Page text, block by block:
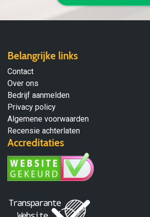
Belangrijke links
Contact
Over ons
Bedrijf aanmelden
Privacy policy
Algemene voorwaarden
Recensie achterlaten
Accreditaties